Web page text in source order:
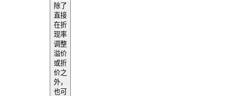
除了
直接
在折
现率
调整
溢价
或折
价之
外，
也可